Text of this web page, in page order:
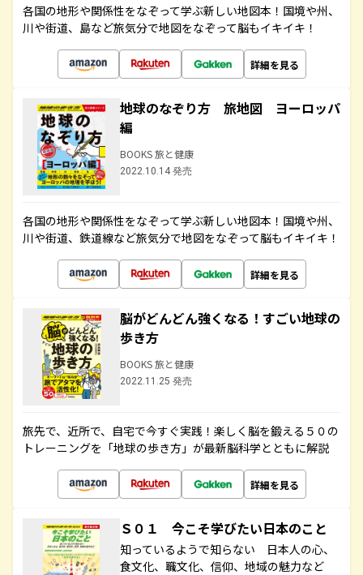
各国の地形や関係性をなぞって学ぶ新しい地図本！国境や州、
川や街道、島など旅気分で地図をなぞって脳もイキイキ！
詳細を見る
地球のなぞり方 旅地図 ヨーロッパ
編
BOOKS 旅と健康
2022.10.14 発売
各国の地形や関係性をなぞって学ぶ新しい地図本！国境や州、
川や街道、鉄道線など旅気分で地図をなぞって脳もイキイキ！
詳細を見る
脳がどんどん強くなる！すごい地球の
歩き方
BOOKS 旅と健康
2022.11.25 発売
旅先で、近所で、自宅で今すぐ実践！楽しく脳を鍛える５０の
トレーニングを「地球の歩き方」が最新脳科学とともに解説
詳細を見る
Ｓ０１ 今こそ学びたい日本のこと
知っているようで知らない 日本人の心、
食文化、職文化、信仰、地域の魅力など